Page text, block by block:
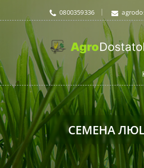
0800359336
СЕМЕНА